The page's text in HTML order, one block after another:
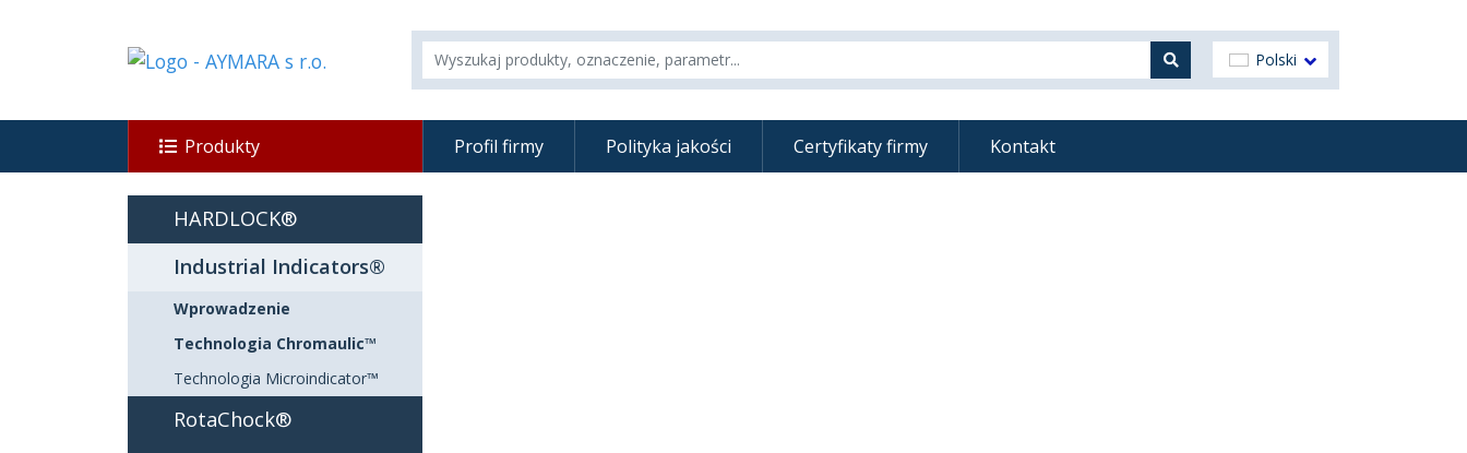
Polski
Produkty Profil firmy Polityka jakości Certyfikaty firmy Kontakt
HARDLOCK®
Industrial Indicators®
Wprowadzenie
Technologia Chromaulic™
Technologia Microindicator™
RotaChock®